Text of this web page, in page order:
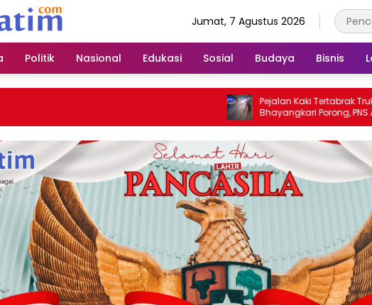
Jumat, 7 Agustus 2026
Politik Nasional Edukasi Sosial Budaya Bisnis
Pejalan Kaki Tertabrak Truk di Depan
Bhayangkari Porong, PNS Asal
Alami Luka Serius